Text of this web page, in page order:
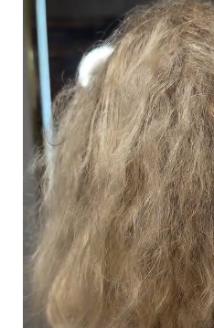
كثيفة؟
قد لا ينتج رغوة كثيفة مثل
الرغوة، يمكنك غسل شعرك أولًا
الشامبو بشكل طبيعي.
الشعر؟
بما في ذلك بعد فرد الشعر.
والماسك من نفس
من نفس الخط للحصول على
باستخدام نفس المواد المغذية